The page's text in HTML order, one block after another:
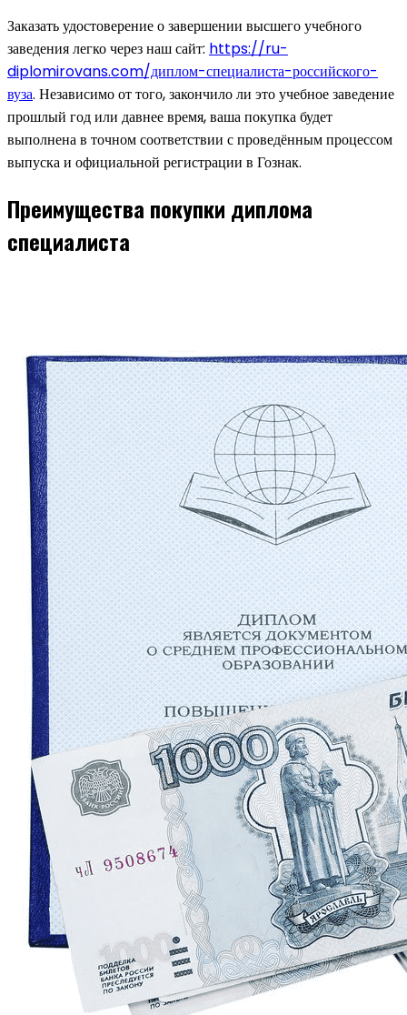
Заказать удостоверение о завершении высшего учебного
заведения легко через наш сайт: https://ru-
diplomirovans.com/диплом-специалиста-российского-
вуза. Независимо от того, закончило ли это учебное заведение
прошлый год или давнее время, ваша покупка будет
выполнена в точном соответствии с проведённым процессом
выпуска и официальной регистрации в Гознак.
Преимущества покупки диплома
специалиста